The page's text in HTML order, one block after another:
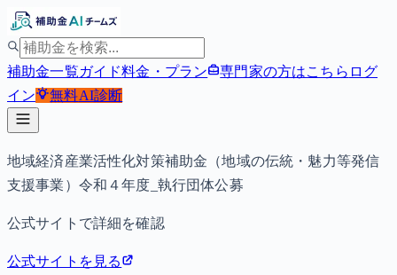
補助金一覧ガイド料金・プラン 専門家の方はこちら ログ
イン
無料AI診断
地域経済産業活性化対策補助金（地域の伝統・魅力等発信
支援事業）令和４年度_執行団体公募
公式サイトで詳細を確認
公式サイトを見る